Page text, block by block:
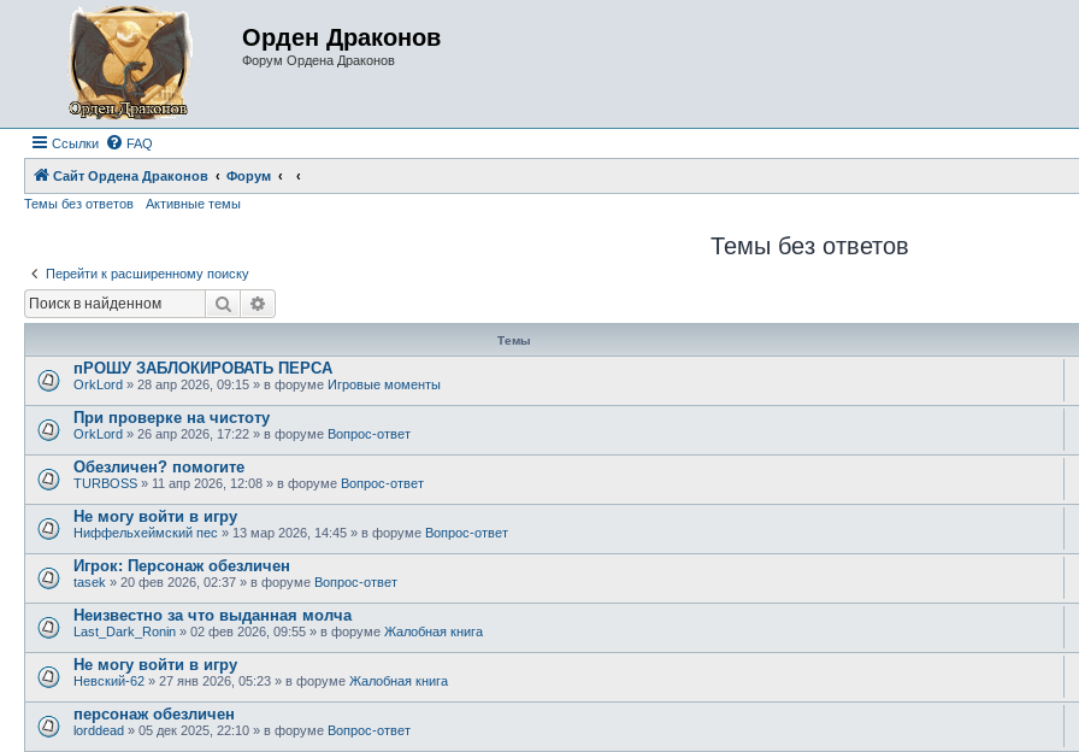
Орден Драконов
Форум Ордена Драконов
Ссылки FAQ
Сайт Ордена Драконов
Форум
Темы без ответов
Активные темы
Темы без ответов
Перейти к расширенному поиску
Поиск
Темы
пРОШУ ЗАБЛОКИРОВАТЬ ПЕРСА
OrkLord » 28 апр 2026, 09:15 » в форуме Игровые моменты
При проверке на чистоту
OrkLord » 26 апр 2026, 17:22 » в форуме Вопрос-ответ
Обезличен? помогите
TURBOSS » 11 апр 2026, 12:08 » в форуме Вопрос-ответ
Не могу войти в игру
Ниффельхеймский пес » 13 мар 2026, 14:45 » в форуме Вопрос-ответ
Игрок: Персонаж обезличен
tasek » 20 фев 2026, 02:37 » в форуме Вопрос-ответ
Неизвестно за что выданная молча
Last_Dark_Ronin » 02 фев 2026, 09:55 » в форуме Жалобная книга
Не могу войти в игру
Невский-62 » 27 янв 2026, 05:23 » в форуме Жалобная книга
персонаж обезличен
lorddead » 05 дек 2025, 22:10 » в форуме Вопрос-ответ